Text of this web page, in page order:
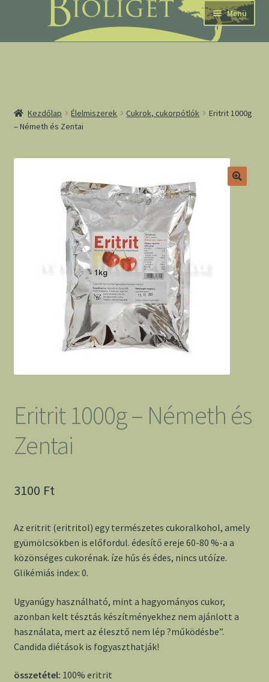
navigációhoz
tartalomba
Menü
Kezdőlap Élelmiszerek Cukrok, cukorpótlók
Eritrit 1000g
– Németh és Zentai
Eritrit 1000g – Németh és
Zentai
3100 Ft
Az eritrit (eritritol) egy természetes cukoralkohol, amely
gyümölcsökben is előfordul. édesítő ereje 60-80 %-a a
közönséges cukorénak. íze hűs és édes, nincs utóíze.
Glikémiás index: 0.
Ugyanúgy használható, mint a hagyományos cukor,
azonban kelt tésztás készítményekhez nem ajánlott a
használata, mert az élesztő nem lép ?működésbe”.
Candida diétások is fogyaszthatják!
összetétel: 100% eritrit